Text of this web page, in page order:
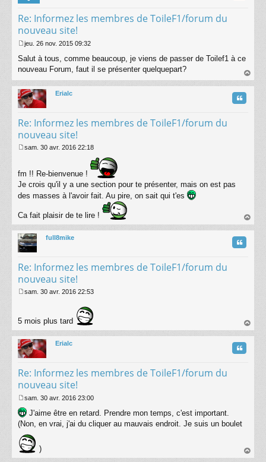
Re: Informez les membres de ToileF1/forum du
nouveau site!
e
s
a
g
e
jeu. 26 nov. 2015 09:32
Salut à tous, comme beaucoup, je viens de passer de Toilef1 à ce
nouveau Forum, faut il se présenter quelquepart?
au
Erialc
Re: Informez les membres de ToileF1/forum du
nouveau site!
Citation
s
g
sam. 30 avr. 2016 22:18
fm !! Re-bienvenue !
Je crois qu'il y a une section pour te présenter, mais on est pas
des masses à l'avoir fait. Au pire, on sait qui t'es
Ca fait plaisir de te lire !
au
full8mike
Re: Informez les membres de ToileF1/forum du
nouveau site!
Citation
s
g
e
sam. 30 avr. 2016 22:53
5 mois plus tard
au
Erialc
Re: Informez les membres de ToileF1/forum du
nouveau site!
Citation
e
s
a
g
e
sam. 30 avr. 2016 23:00
J'aime être en retard. Prendre mon temps, c'est important.
(Non, en vrai, j'ai du cliquer au mauvais endroit. Je suis un boulet
)
au